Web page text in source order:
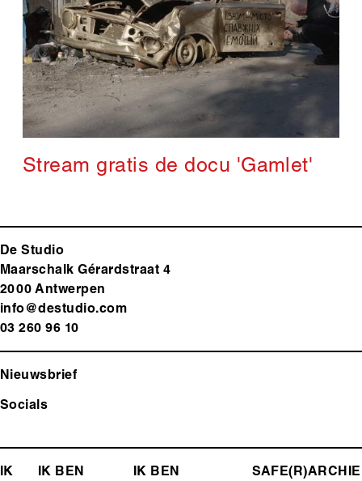
Stream gratis de docu 'Gamlet'
De Studio
Maarschalk Gérardstraat 4
2000 Antwerpen
info@destudio.com
03 260 96 10
Nieuwsbrief
Socials
IK
IK BEN
IK BEN
SAFE(R)